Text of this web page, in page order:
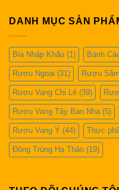
DANH MỤC SẢN
Bia Nhập Khẩu (1) Bánh
Rượu Ngoại (31) Rượu
Rượu Vang Chi Lê (39)
Rượu Vang Tây Ban Nha (5)
Rượu Vang Ý (44) Thực
Đông Trùng Hạ Thảo (19)